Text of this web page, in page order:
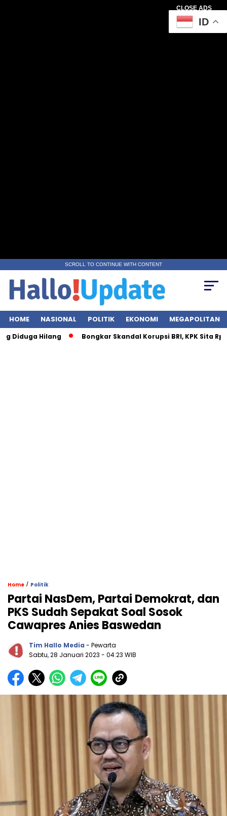
CLOSE ADS
SCROLL TO CONTINUE WITH CONTENT
HOME NASIONAL POLITIK EKONOMI MEGAPOLITAN
Hilang Bongkar Skandal Korupsi BRI, KPK Sita Rp28
Home / Politik
Partai NasDem, Partai Demokrat, dan
PKS Sudah Sepakat Soal Sosok
Cawapres Anies Baswedan
Tim Hallo Media - Pewarta
Sabtu, 28 Januari 2023 - 04:23 WIB
ID